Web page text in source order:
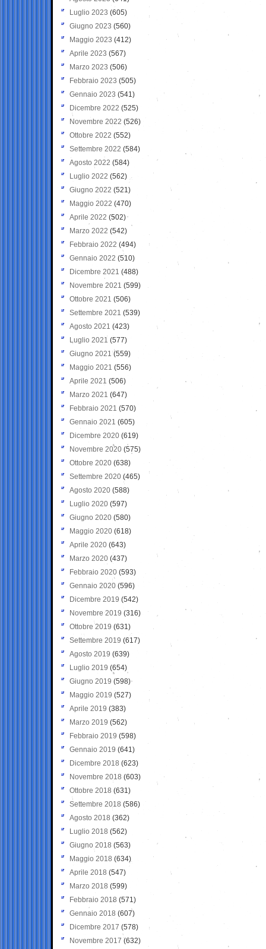
Luglio 2023 (605)
Giugno 2023 (560)
Maggio 2023 (412)
Aprile 2023 (567)
Marzo 2023 (506)
Febbraio 2023 (505)
Gennaio 2023 (541)
Dicembre 2022 (525)
Novembre 2022 (526)
Ottobre 2022 (552)
Settembre 2022 (584)
Agosto 2022 (584)
Luglio 2022 (562)
Giugno 2022 (521)
Maggio 2022 (470)
Aprile 2022 (502)
Marzo 2022 (542)
Febbraio 2022 (494)
Gennaio 2022 (510)
Dicembre 2021 (488)
Novembre 2021 (599)
Ottobre 2021 (506)
Settembre 2021 (539)
Agosto 2021 (423)
Luglio 2021 (577)
Giugno 2021(559)
Maggio 2021 (556)
Aprile 2021 (506)
Marzo 2021 (647)
Febbraio 2021 (570)
Gennaio 2021 (605)
Dicembre 2020 (619)
Novembre 2020 (575)
Ottobre 2020 (638)
Settembre 2020(465)
Agosto 2020 (588)
Luglio 2020 (597)
Giugno 2020 (580)
Maggio 2020 (618)
Aprile 2020 (643)
Marzo 2020 (437)
Febbraio 2020 (593)
Gennaio 2020 (596)
Dicembre 2019 (542)
Novembre 2019 (316)
Ottobre 2019 (631)
Settembre 2019 (617)
Agosto 2019 (639)
Luglio 2019 (654)
Giugno 2019 (598)
Maggio 2019 (527)
Aprile 2019 (383)
Marzo 2019 (562)
Febbraio 2019 (598)
Gennaio 2019 (641)
Dicembre 2018 (623)
Novembre 2018 (603)
Ottobre 2018 (631)
Settembre 2018 (586)
Agosto 2018 (362)
Luglio 2018 (562)
Giugno 2018 (563)
Maggio 2018 (634)
Aprile 2018 (547)
Marzo 2018 (599)
Febbraio 2018 (571)
Gennaio 2018 (607)
Dicembre 2017 (578)
Novembre 2017 (632)